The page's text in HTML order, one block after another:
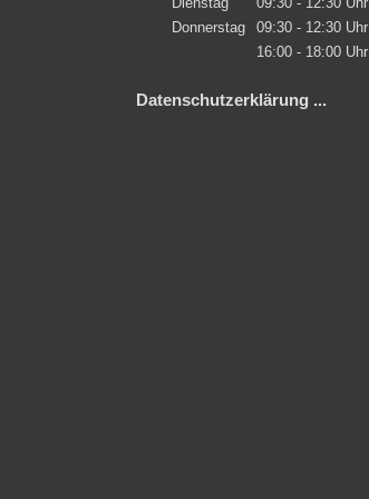
Donnerstag
09:30 - 12:30 Uhr
16:00 - 18:00 Uhr
Datenschutzerklärung ...